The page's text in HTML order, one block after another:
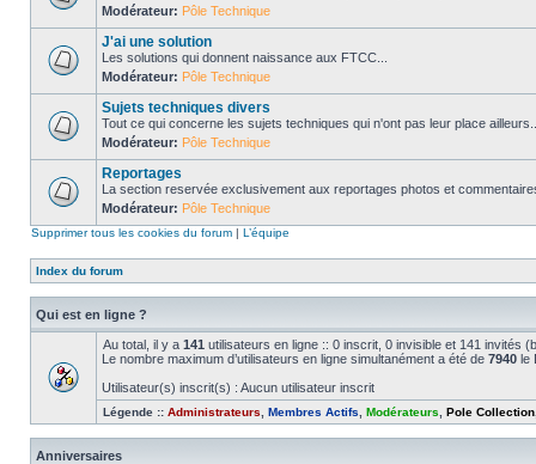
Modérateur: Pôle Technique
J'ai une solution
Les solutions qui donnent naissance aux FTCC...
Modérateur: Pôle Technique
Sujets techniques divers
Tout ce qui concerne les sujets techniques qui n'ont pas leur place
Modérateur: Pôle Technique
Reportages
La section reservée exclusivement aux reportages photos et
Modérateur: Pôle Technique
Supprimer tous les cookies du forum | L’équipe
Index du forum
Qui est en ligne ?
Au total, il y a 141 utilisateurs en ligne :: 0 inscrit, 0 invisible et 141 invités
Le nombre maximum d’utilisateurs en ligne simultanément a été de 7940 le
Utilisateur(s) inscrit(s) : Aucun utilisateur inscrit
Légende :: Administrateurs Membres Actifs Modérateurs Pole Collection
Anniversaires